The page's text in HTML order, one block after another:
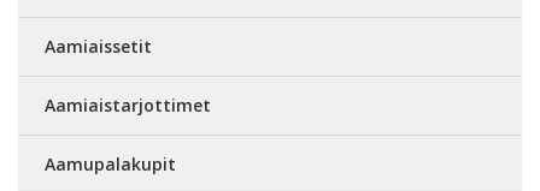
Aamiaissetit
Aamiaistarjottimet
Aamupalakupit